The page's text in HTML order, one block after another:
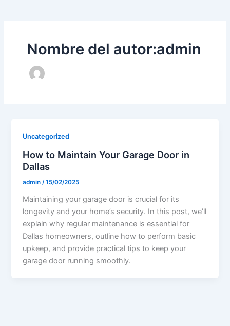
Nombre del autor:admin
Uncategorized
How to Maintain Your Garage Door in
Dallas
admin/15/02/2025
Maintaining your garage door is crucial for its
longevity and your home’s security. In this post, we’ll
explain why regular maintenance is essential for
Dallas homeowners, outline how to perform basic
upkeep, and provide practical tips to keep your
garage door running smoothly.